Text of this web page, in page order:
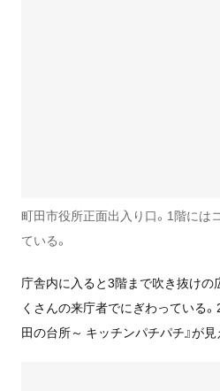
町田市役所正面出入り口。1階には
ている。
庁舎内に入ると3階まで吹き抜けの
くさんの来庁者でにぎわっている
田の台所～ キッチンパチパチ』が見